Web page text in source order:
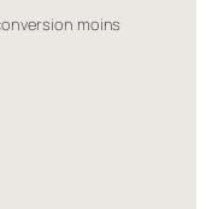
moins